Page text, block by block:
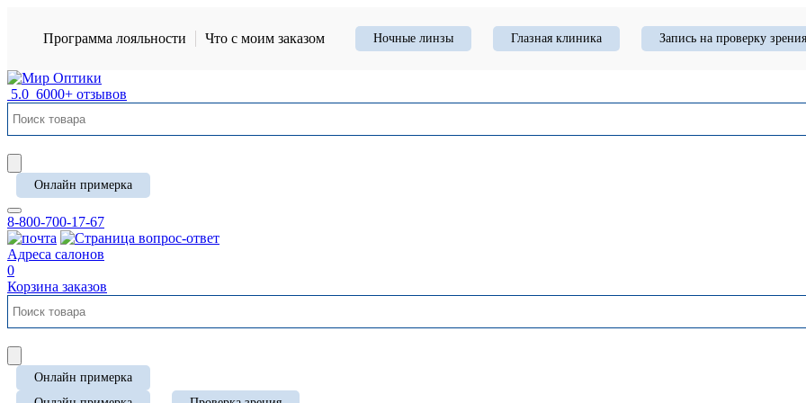
Программа лояльности Что с моим заказом Ночные линзы Глазная клиника Запись на проверку зрения
5.0 6000+ отзывов
Онлайн примерка
8-800-700-17-67
Адреса салонов
0
Корзина заказов
Онлайн примерка